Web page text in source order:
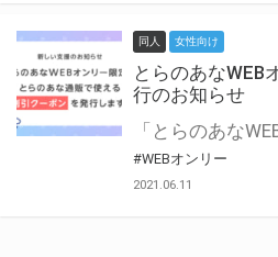
同人 女性向け
とらのあなWEB
行のお知らせ
#WEBオンリー
2021.06.11